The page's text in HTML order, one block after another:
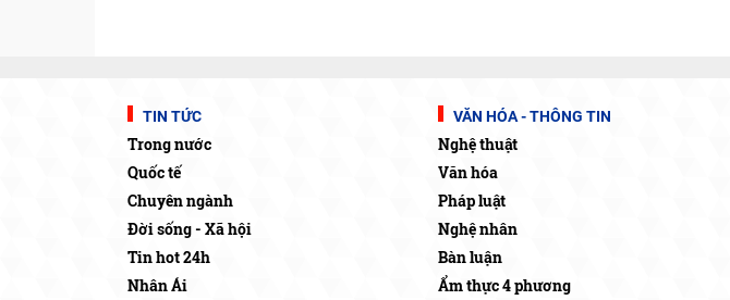
TIN TỨC
Trong nước
Quốc tế
Chuyên ngành
Đời sống - Xã hội
Tin hot 24h
Nhân Ái
VĂN HÓA - THÔNG TIN
Nghệ thuật
Văn hóa
Pháp luật
Nghệ nhân
Bàn luận
Ẩm thực 4 phương